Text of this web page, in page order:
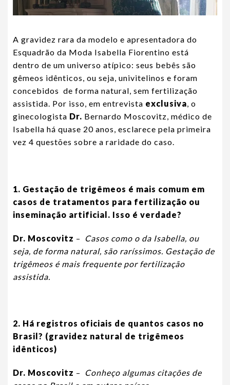
A gravidez rara da modelo e apresentadora do
Esquadrão da Moda Isabella Fiorentino está
dentro de um universo atípico: seus bebês são
gêmeos idênticos, ou seja, univitelinos e foram
concebidos de forma natural, sem fertilização
assistida. Por isso, em entrevista exclusiva, o
ginecologista Dr. Bernardo Moscovitz, médico de
Isabella há quase 20 anos, esclarece pela primeira
vez 4 questões sobre a raridade do caso.
1. Gestação de trigêmeos é mais comum em
casos de tratamentos para fertilização ou
inseminação artificial. Isso é verdade?
Dr. Moscovitz –
Casos como o da Isabella, ou
seja, de forma natural, são raríssimos. Gestação de
trigêmeos é mais frequente por fertilização
assistida.
2. Há registros oficiais de quantos casos no
Brasil? (gravidez natural de trigêmeos
idênticos)
Dr. Moscovitz –
Conheço algumas citações de